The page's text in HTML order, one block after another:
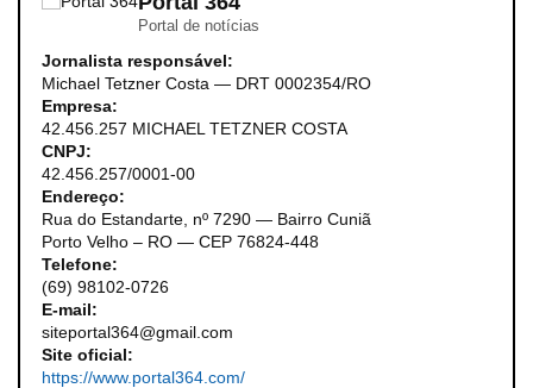
Portal de notícias
Jornalista responsável:
Michael Tetzner Costa — DRT 0002354/RO
Empresa:
42.456.257 MICHAEL TETZNER COSTA
CNPJ:
42.456.257/0001-00
Endereço:
Rua do Estandarte, nº 7290 — Bairro Cuniã
Porto Velho – RO — CEP 76824-448
Telefone:
(69) 98102-0726
E-mail:
siteportal364@gmail.com
Site oficial:
https://www.portal364.com/